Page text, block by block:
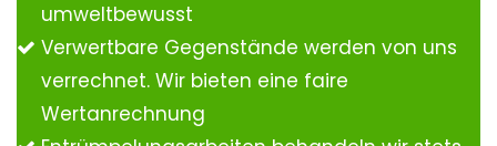
umweltbewusst
Verwertbare Gegenstände werden von uns
verrechnet. Wir bieten eine faire
Wertanrechnung